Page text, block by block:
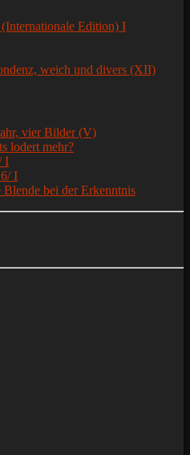
Edition) I
weich und divers (XII)
vier Bilder (V)
lodert mehr?
I
I
Blende bei der Erkenntnis